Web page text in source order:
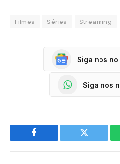
Filmes Séries Streaming
Siga nos no
Siga nos
Facebook Twitter